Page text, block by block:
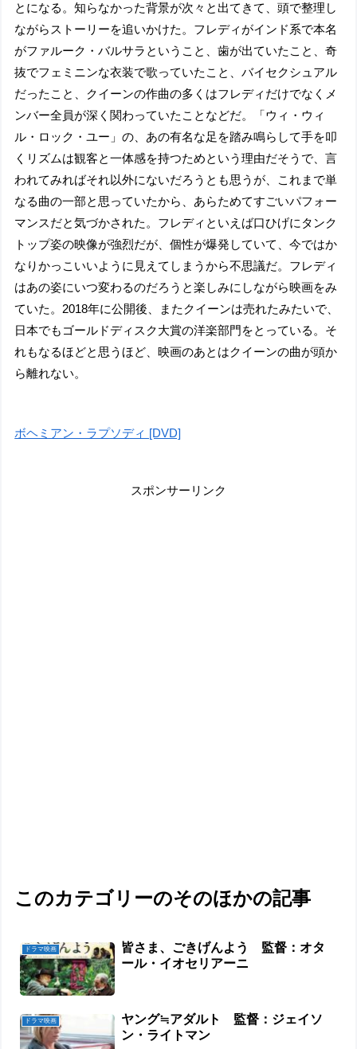
とになる。知らなかった背景が次々と出てきて、頭で整理し
ながらストーリーを追いかけた。フレディがインド系で本名
がファルーク・バルサラということ、歯が出ていたこと、奇
抜でフェミニンな衣装で歌っていたこと、バイセクシュアル
だったこと、クイーンの作曲の多くはフレディだけでなくメ
ンバー全員が深く関わっていたことなどだ。「ウィ・ウィ
ル・ロック・ユー」の、あの有名な足を踏み鳴らして手を叩
くリズムは観客と一体感を持つためという理由だそうで、言
われてみればそれ以外にないだろうとも思うが、これまで単
なる曲の一部と思っていたから、あらためてすごいパフォー
マンスだと気づかされた。フレディといえば口ひげにタンク
トップ姿の映像が強烈だが、個性が爆発していて、今ではか
なりかっこいいように見えてしまうから不思議だ。フレディ
はあの姿にいつ変わるのだろうと楽しみにしながら映画をみ
ていた。2018年に公開後、またクイーンは売れたみたいで、
日本でもゴールドディスク大賞の洋楽部門をとっている。そ
れもなるほどと思うほど、映画のあとはクイーンの曲が頭か
ら離れない。
ボヘミアン・ラプソディ [DVD]
スポンサーリンク
このカテゴリーのそのほかの記事
ドラマ映画
皆さま、ごきげんよう 監督：オタ
ール・イオセリアーニ
ドラマ映画
ヤング≒アダルト 監督：ジェイソ
ン・ライトマン